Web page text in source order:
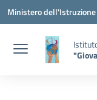
Vai ai contenuti
Vai al menu di
Vai al footer
Ministero